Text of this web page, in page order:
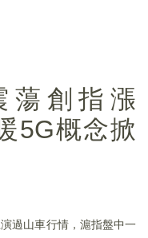
蕩創指漲
5G概念掀
過山車行情，滬指盤中一